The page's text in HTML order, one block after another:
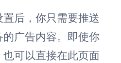
后，你只需要推送
广告内容。即使你
可以直接在此页面